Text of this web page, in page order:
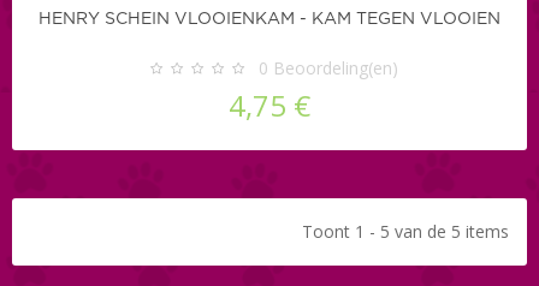
HENRY SCHEIN VLOOIENKAM - KAM TEGEN VLOOIEN
0 Beoordeling(en)
4,75 €
Toont 1 - 5 van de 5 items